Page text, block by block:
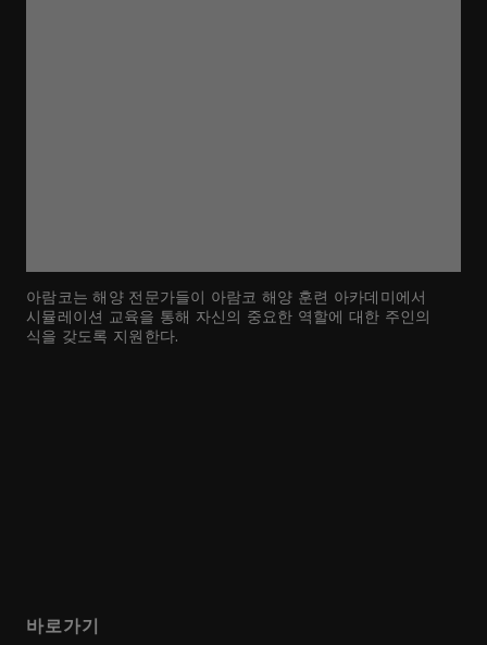
아람코는 해양 전문가들이 아람코 해양 훈련 아카데미에서
시뮬레이션 교육을 통해 자신의 중요한 역할에 대한 주인의
식을 갖도록 지원한다.
바로가기